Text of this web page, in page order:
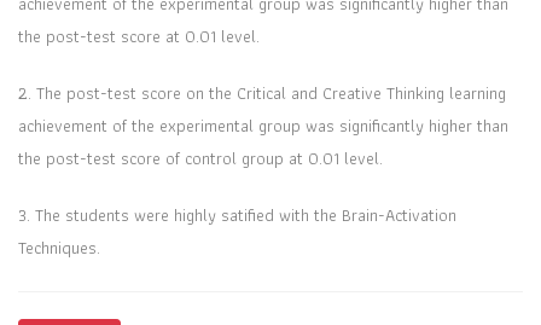
the post-test score at 0.01 level.
2. The post-test score on the Critical and Creative Thinking learning
achievement of the experimental group was significantly higher than
the post-test score of control group at 0.01 level.
3. The students were highly satified with the Brain-Activation
Techniques.